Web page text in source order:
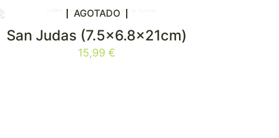
AGOTADO
San Judas (7.5×6.8x21cm)
15,99€